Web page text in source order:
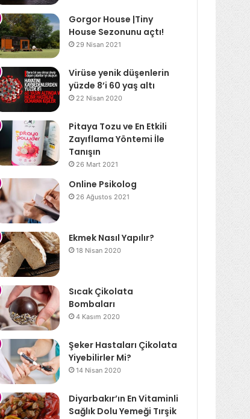
Gorgor House |Tiny
House Sezonunu açtı!
29 Nisan 2021
Virüse yenik düşenlerin
yüzde 8’i 60 yaş altı
22 Nisan 2020
Pitaya Tozu ve En Etkili
Zayıflama Yöntemi İle
Tanışın
26 Mart 2021
Online Psikolog
26 Ağustos 2021
Ekmek Nasıl Yapılır?
18 Nisan 2020
Sıcak Çikolata
Bombaları
4 Kasım 2020
Şeker Hastaları Çikolata
Yiyebilirler Mi?
14 Nisan 2020
Diyarbakır’ın En Vitaminli
Sağlık Dolu Yemeği Tırşik